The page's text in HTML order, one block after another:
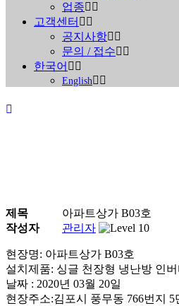
업종
고객센터
공지사항
문의 / 접수
한국어
English
진행중인 현장안내
Home> 진행중인 현장안내
제목 아파트상가 B03호
작성자
관리자
현장명: 아파트상가 B03호
설치제품: 싱글 천장형 냉난방 인
날짜 : 2020년 03월 20일
현장주소:김포시 풍무동 766번지